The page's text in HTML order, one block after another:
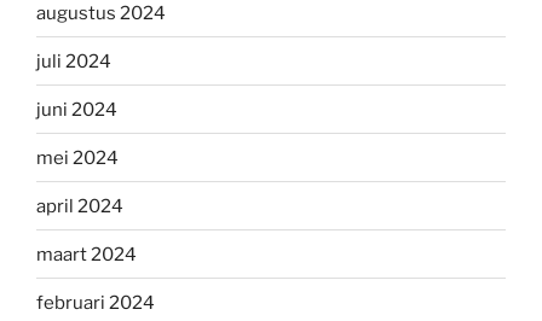
augustus 2024
juli 2024
juni 2024
mei 2024
april 2024
maart 2024
februari 2024